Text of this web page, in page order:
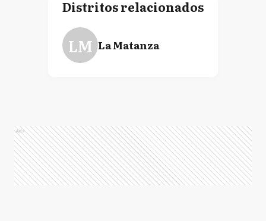
Distritos relacionados
LM La Matanza
Ads